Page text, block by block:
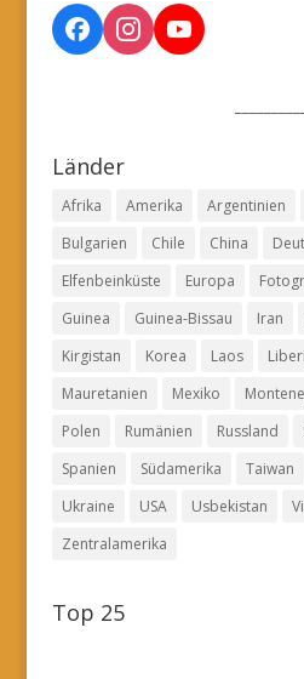
Länder
Afrika Amerika Argentinien
Bulgarien
Chile China
Elfenbeinküste
Europa
Guinea
Guinea-Bissau Iran
Kirgistan
Korea Laos
Mauretanien
Mexiko
Polen
Rumänien Russland
Spanien
Südamerika Taiwan
Ukraine
USA Usbekistan
Zentralamerika
Top 25